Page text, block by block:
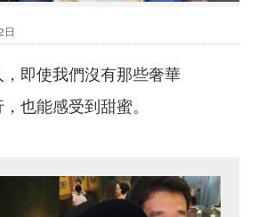
日
即使我們沒有那些奢華
也能感受到甜蜜。